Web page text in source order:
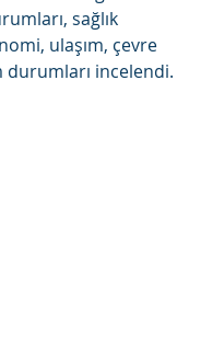
sağlık
ulaşım, çevre
durumları incelendi.